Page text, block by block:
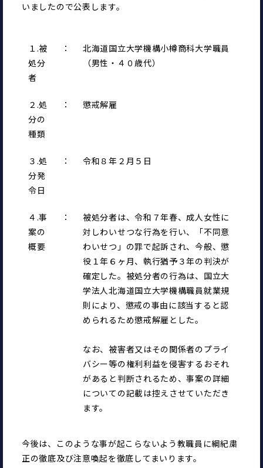
いましたので公表します。
１.被
処分
者
：
北海道国立大学機構小樽商科大学職員
（男性・４０歳代）
２.処
分の
種類
： 懲戒解雇
３.処
分発
令日
： 令和８年２月５日
４.事
案の
概要
：
被処分者は、令和７年春、成人女性に
対しわいせつな行為を行い、「不同意
わいせつ」の罪で起訴され、今般、懲
役１年６ヶ月、執行猶予３年の判決が
確定した。被処分者の行為は、国立大
学法人北海道国立大学機構職員就業規
則により、懲戒の事由に該当すると認
められるため懲戒解雇とした。
なお、被害者又はその関係者のプライ
バシー等の権利利益を侵害するおそれ
があると判断されるため、事案の詳細
についての記載は控えさせていただき
ます。
今後は、このような事が起こらないよう教職員に綱紀粛
正の徹底及び注意喚起を徹底してまいります。